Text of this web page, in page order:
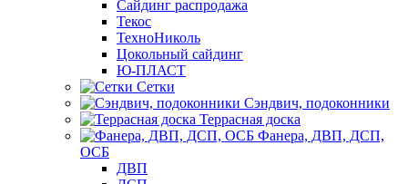
Сайдинг распродажа
Текос
ТехноНиколь
Цокольный сайдинг
Ю-ПЛАСТ
Сетки
Сэндвич, подоконники
Террасная доска
Фанера, ДВП, ДСП,
ОСБ
ДВП